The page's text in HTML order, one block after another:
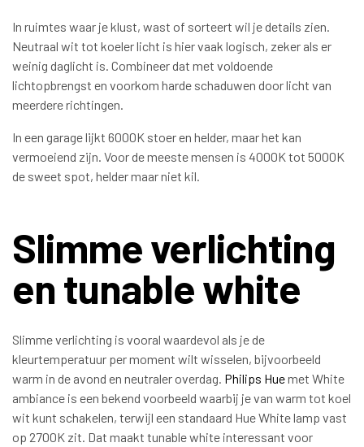
In ruimtes waar je klust, wast of sorteert wil je details zien.
Neutraal wit tot koeler licht is hier vaak logisch, zeker als er
weinig daglicht is. Combineer dat met voldoende
lichtopbrengst en voorkom harde schaduwen door licht van
meerdere richtingen.
In een garage lijkt 6000K stoer en helder, maar het kan
vermoeiend zijn. Voor de meeste mensen is 4000K tot 5000K
de sweet spot, helder maar niet kil.
Slimme verlichting
en tunable white
Slimme verlichting is vooral waardevol als je de
kleurtemperatuur per moment wilt wisselen, bijvoorbeeld
warm in de avond en neutraler overdag. Philips Huemet White
ambiance is een bekend voorbeeld waarbij je van warm tot koel
wit kunt schakelen, terwijl een standaard Hue White lamp vast
op 2700K zit. Dat maakt tunable white interessant voor